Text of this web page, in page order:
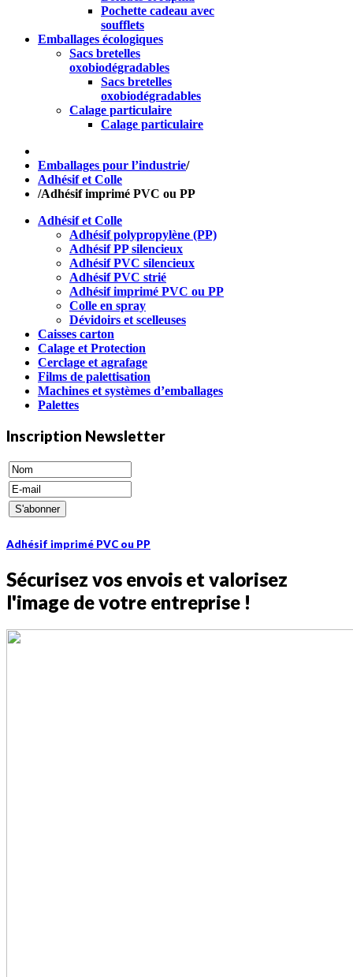
Pochette cadeau avec
soufflets
Emballages écologiques
Sacs bretelles
oxobiodégradables
Sacs bretelles
oxobiodégradables
Calage particulaire
Calage particulaire
Emballages pour l’industrie/
Adhésif et Colle
/Adhésif imprimé PVC ou PP
Adhésif et Colle
Adhésif polypropylène (PP)
Adhésif PP silencieux
Adhésif PVC silencieux
Adhésif PVC strié
Adhésif imprimé PVC ou PP
Colle en spray
Dévidoirs et scelleuses
Caisses carton
Calage et Protection
Cerclage et agrafage
Films de palettisation
Machines et systèmes d’emballages
Palettes
Inscription Newsletter
Adhésif imprimé PVC ou PP
Sécurisez vos envois et valorisez
l'image de votre entreprise !